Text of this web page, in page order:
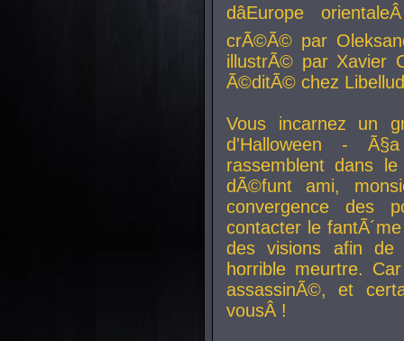
dâEurope
crÃ©Ã© par
illustrÃ© par Xavier
Ã©ditÃ© chez
Vous incarnez un
d'Halloween -
rassemblent dans
dÃ©funt ami,
convergence des
contacter le
des visions afin
horrible meurtre.
assassinÃ©, et
vousÂ !